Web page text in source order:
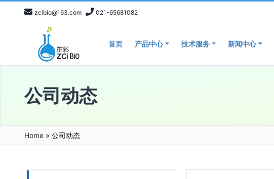
zcibio@163.com 021-65681082
首页 产品中心 技术服务 新闻中心
公司动态
Home » 公司动态